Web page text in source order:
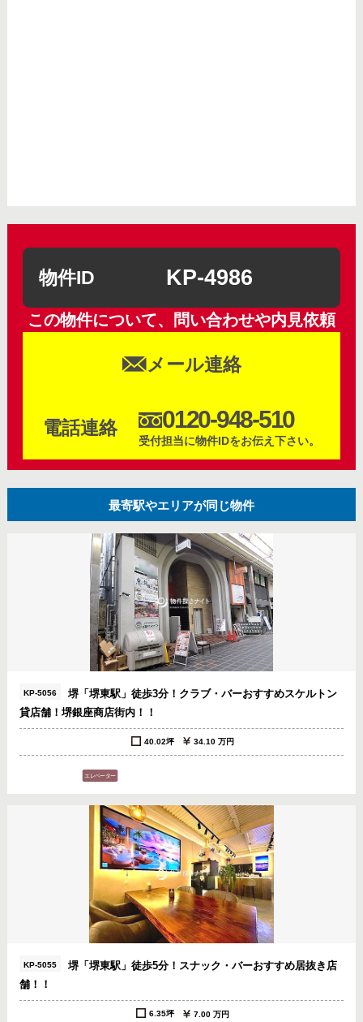
物件ID KP-4986
この物件について、問い合わせや内見依頼
メール連絡
電話連絡 0120-948-510
受付担当に物件IDをお伝え下さい。
最寄駅やエリアが同じ物件
KP-5056
堺「堺東駅」徒歩3分！クラブ・バーおすすめスケルトン
貸店舗！堺銀座商店街内！！
40.02坪 34.10 万円
KP-5055
堺「堺東駅」徒歩5分！スナック・バーおすすめ居抜き店
舗！！
6.35坪 7.00 万円